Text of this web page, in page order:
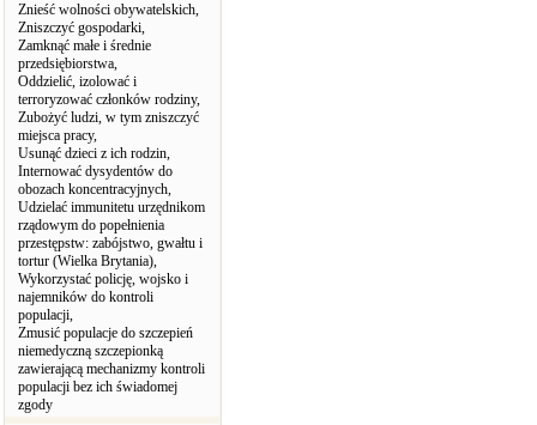
Znieść wolności obywatelskich,
Zniszczyć gospodarki,
Zamknąć małe i średnie
przedsiębiorstwa,
Oddzielić, izolować i
terroryzować członków rodziny,
Zubożyć ludzi, w tym zniszczyć
miejsca pracy,
Usunąć dzieci z ich rodzin,
Internować dysydentów do
obozach koncentracyjnych,
Udzielać immunitetu urzędnikom
rządowym do popełnienia
przestępstw: zabójstwo, gwałtu i
tortur (Wielka Brytania),
Wykorzystać policję, wojsko i
najemników do kontroli
populacji,
Zmusić populacje do szczepień
niemedyczną szczepionką
zawierającą mechanizmy kontroli
populacji bez ich świadomej
zgody